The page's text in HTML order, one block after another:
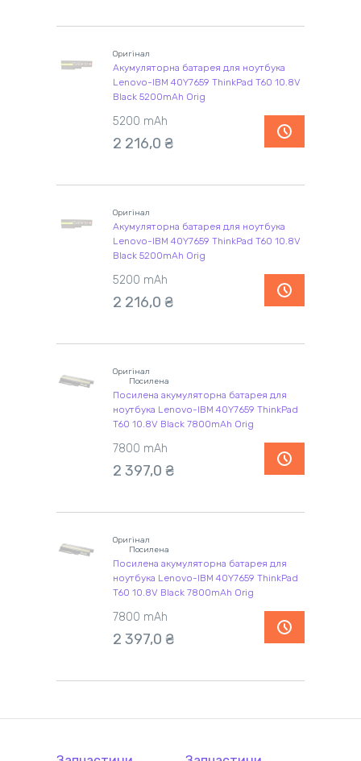
Оригінал
Акумуляторна батарея для ноутбука
Lenovo-IBM 40Y7659 ThinkPad T60 10.8V
Black 5200mAh Orig
5200 mAh
2 216,0 ₴
Оригінал
Акумуляторна батарея для ноутбука
Lenovo-IBM 40Y7659 ThinkPad T60 10.8V
Black 5200mAh Orig
5200 mAh
2 216,0 ₴
Оригінал
Посилена
Посилена акумуляторна батарея для
ноутбука Lenovo-IBM 40Y7659 ThinkPad
T60 10.8V Black 7800mAh Orig
7800 mAh
2 397,0 ₴
Оригінал
Посилена
Посилена акумуляторна батарея для
ноутбука Lenovo-IBM 40Y7659 ThinkPad
T60 10.8V Black 7800mAh Orig
7800 mAh
2 397,0 ₴